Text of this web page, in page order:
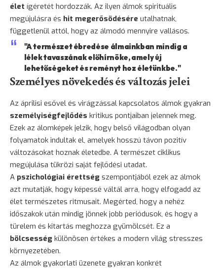
élet ígéretét hordozzák. Az ilyen álmok spirituális
megújulásra és hit megerősödésére utalhatnak,
függetlenül attól, hogy az álmodó mennyire vallásos.
"A természet ébredése álmainkban mindig a
lélek tavaszának előhírnöke, amely új
lehetőségeket és reményt hoz életünkbe."
Személyes növekedés és változás jelei
Az áprilisi esővel és virágzással kapcsolatos álmok gyakran
személyiségfejlődés kritikus pontjaiban jelennek meg.
Ezek az álomképek jelzik, hogy belső világodban olyan
folyamatok indultak el, amelyek hosszú távon pozitív
változásokat hoznak életedbe. A természet ciklikus
megújulása tükrözi saját fejlődési utadat.
A pszichológiai érettség szempontjából ezek az álmok
azt mutatják, hogy képessé váltál arra, hogy elfogadd az
élet természetes ritmusait. Megérted, hogy a nehéz
időszakok után mindig jönnek jobb periódusok, és hogy a
türelem és kitartás meghozza gyümölcsét. Ez a
bölcsesség különösen értékes a modern világ stresszes
környezetében.
Az álmok gyakorlati üzenete gyakran konkrét